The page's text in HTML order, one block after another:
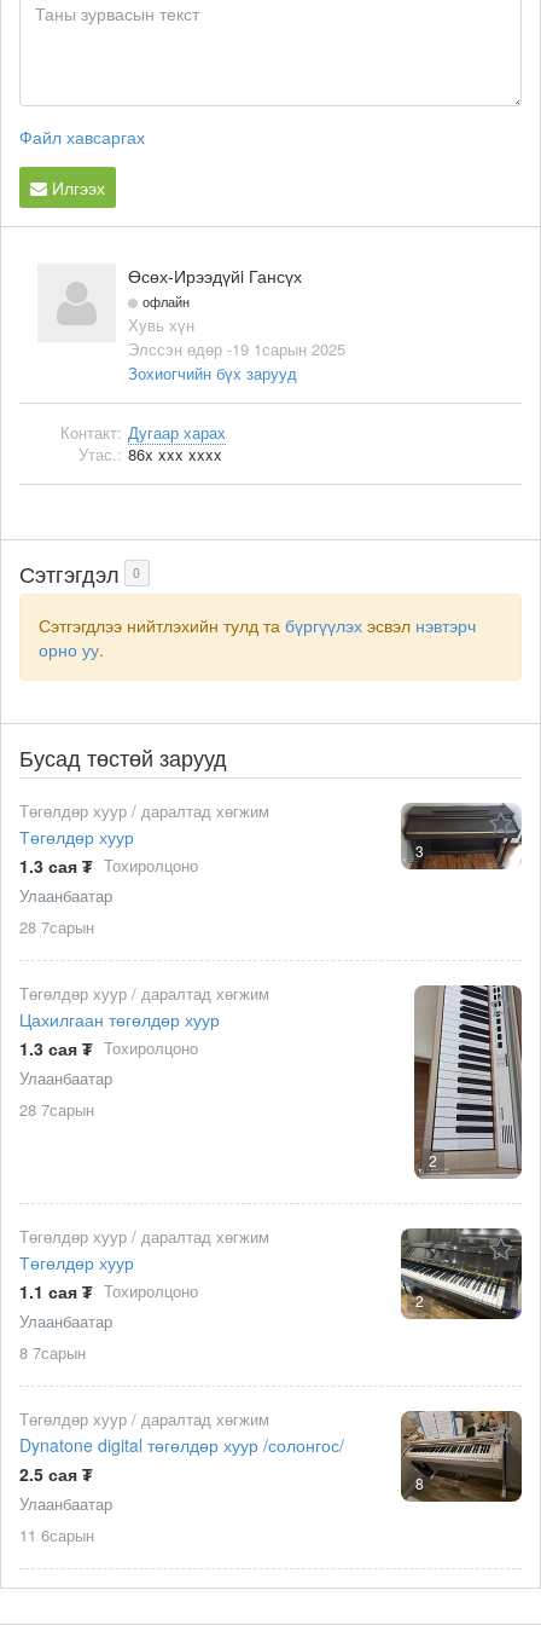
Файл хавсаргах
Илгээх
Өсөх-Ирээдүйi Гансүх
офлайн
Хувь хүн
Элссэн өдөр -19 1сарын 2025
Зохиогчийн бүх зарууд
Контакт: Дугаар харах
Утас.: 86x xxx xxxx
Сэтгэгдэл 0
Сэтгэгдлээ нийтлэхийн тулд та бүргүүлэх эсвэл нэвтэрч
орно уу.
Бусад төстөй зарууд
3
Төгөлдөр хуур / даралтад хөгжим
Төгөлдөр хуур
1.3 сая ₮ Тохиролцоно
Улаанбаатар
28 7сарын
2
Төгөлдөр хуур / даралтад хөгжим
Цахилгаан төгөлдөр хуур
1.3 сая ₮ Тохиролцоно
Улаанбаатар
28 7сарын
2
Төгөлдөр хуур / даралтад хөгжим
Төгөлдөр хуур
1.1 сая ₮ Тохиролцоно
Улаанбаатар
8 7сарын
8
Төгөлдөр хуур / даралтад хөгжим
Dynatone digital төгөлдөр хуур /солонгос/
2.5 сая ₮
Улаанбаатар
11 6сарын